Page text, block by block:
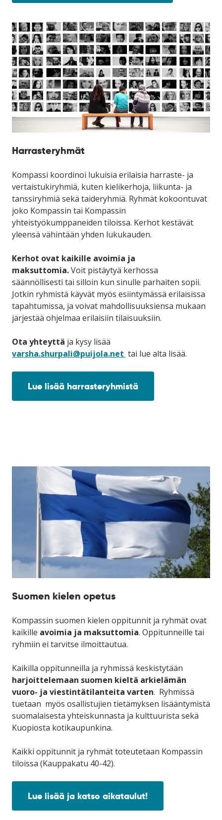
Harrasteryhmät
Kompassi koordinoi lukuisia erilaisia harraste- ja
vertaistukiryhmiä, kuten kielikerhoja, liikunta- ja
tanssiryhmiä sekä taideryhmiä. Ryhmät kokoontuvat
joko Kompassin tai Kompassin
yhteistyökumppaneiden tiloissa. Kerhot kestävät
yleensä vähintään yhden lukukauden.
Kerhot ovat kaikille avoimia ja
maksuttomia.Voit pistäytyä kerhossa
säännöllisesti tai silloin kun sinulle parhaiten sopii.
Jotkin ryhmistä käyvät myös esiintymässä erilaisissa
tapahtumissa, ja voivat mahdollisuuksiensa mukaan
järjestää ohjelmaa erilaisiin tilaisuuksiin.
Ota yhteyttä ja kysy lisää
varsha.shurpali@puijola.net tai lue alta lisää.
Lue lisää harrasteryhmistä
Suomen kielen opetus
Kompassin suomen kielen oppitunnit ja ryhmät ovat
kaikille avoimia ja maksuttomia. Oppitunneille tai
ryhmiin ei tarvitse ilmoittautua.
Kaikilla oppitunneilla ja ryhmissä keskistytään
harjoittelemaan suomen kieltä arkielämän
vuoro- ja viestintätilanteita varten. Ryhmissä
tuetaan myös osallistujien tietämyksen lisääntymistä
suomalaisesta yhteiskunnasta ja kulttuurista sekä
Kuopiosta kotikaupunkina.
Kaikki oppitunnit ja ryhmät toteutetaan Kompassin
tiloissa (Kauppakatu 40-42).
Lue lisää ja katso aikataulut!